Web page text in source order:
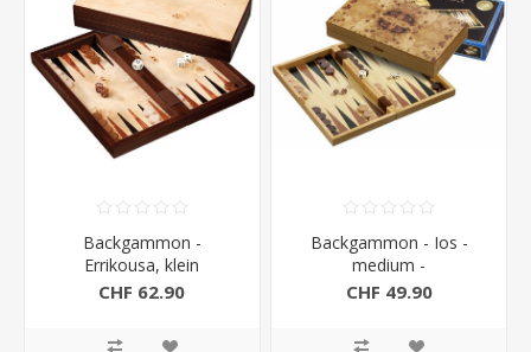
Backgammon -
Errikousa, klein
CHF 62.90
Backgammon - Ios -
medium -
Magnetverschluss
CHF 49.90